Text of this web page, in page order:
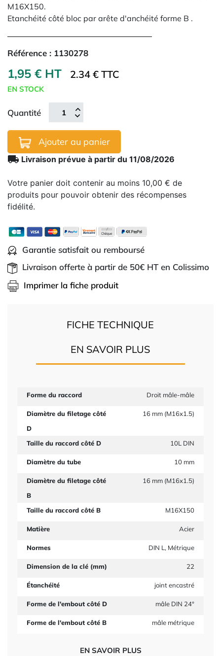
M16X150.
Etanchéité côté bloc par arête d'anchéité forme B .
Référence : 1130278
1,95 € HT 2.34 € TTC
EN STOCK
Quantité
Ajouter au panier
local_shipping Livraison prévue à partir du 11/08/2026
Votre panier doit contenir au moins 10,00 € de
produits pour pouvoir obtenir des récompenses
fidélité.
Garantie satisfait ou remboursé
Livraison offerte à partir de 50€ HT en Colissimo
Imprimer la fiche produit
FICHE TECHNIQUE
EN SAVOIR PLUS
Forme du raccord Droit mâle-mâle
Diamètre du filetage côté
D
16 mm (M16x1.5)
Taille du raccord côté D 10L DIN
Diamètre du tube 10 mm
Diamètre du filetage côté
B
16 mm (M16x1.5)
Taille du raccord côté B M16X150
Matière Acier
Normes DIN L, Métrique
Dimension de la clé (mm) 22
Étanchéité joint encastré
Forme de l'embout côté D mâle DIN 24°
Forme de l'embout côté B mâle métrique
EN SAVOIR PLUS